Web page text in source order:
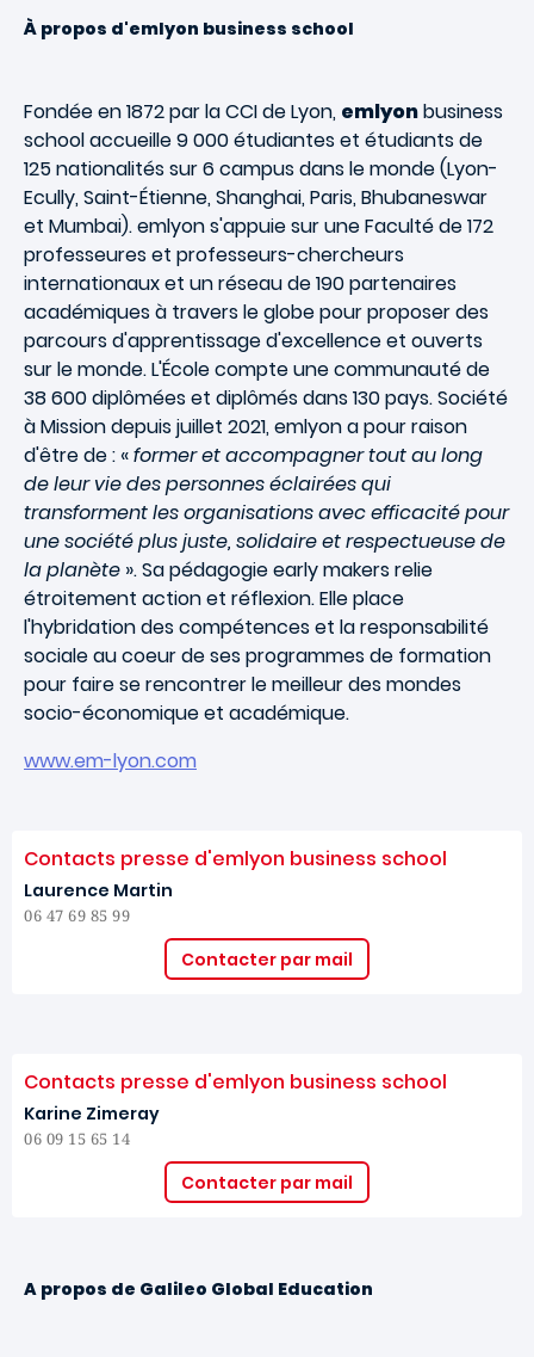
À propos d'emlyon business school
Fondée en 1872 par la CCI de Lyon, emlyonbusiness
school accueille 9 000 étudiantes et étudiants de
125 nationalités sur 6 campus dans le monde (Lyon-
Ecully, Saint-Étienne, Shanghai, Paris, Bhubaneswar
et Mumbai). emlyon s'appuie sur une Faculté de 172
professeures et professeurs-chercheurs
internationaux et un réseau de 190 partenaires
académiques à travers le globe pour proposer des
parcours d'apprentissage d'excellence et ouverts
sur le monde. L'École compte une communauté de
38 600 diplômées et diplômés dans 130 pays. Société
à Mission depuis juillet 2021, emlyon a pour raison
d'être de : «former et accompagner tout au long
de leur vie des personnes éclairées qui
transforment les organisations avec efficacité pour
une société plus juste, solidaire et respectueuse de
la planète ». Sa pédagogie early makers relie
étroitement action et réflexion. Elle place
l'hybridation des compétences et la responsabilité
sociale au coeur de ses programmes de formation
pour faire se rencontrer le meilleur des mondes
socio-économique et académique.
www.em-lyon.com
Contacts presse d'emlyon business school
Laurence Martin
06 47 69 85 99
Contacter par mail
Contacts presse d'emlyon business school
Karine Zimeray
06 09 15 65 14
Contacter par mail
A propos de Galileo Global Education